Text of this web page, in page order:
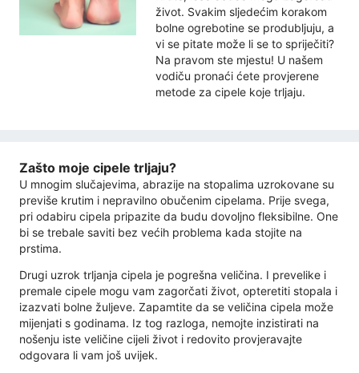
život. Svakim sljedećim korakom
bolne ogrebotine se produbljuju, a
vi se pitate može li se to spriječiti?
Na pravom ste mjestu! U našem
vodiču pronaći ćete provjerene
metode za cipele koje trljaju.
Zašto moje cipele trljaju?
U mnogim slučajevima, abrazije na stopalima uzrokovane su
previše krutim i nepravilno obučenim cipelama. Prije svega,
pri odabiru cipela pripazite da budu dovoljno fleksibilne. One
bi se trebale saviti bez većih problema kada stojite na
prstima.
Drugi uzrok trljanja cipela je pogrešna veličina. I prevelike i
premale cipele mogu vam zagorčati život, opteretiti stopala i
izazvati bolne žuljeve. Zapamtite da se veličina cipela može
mijenjati s godinama. Iz tog razloga, nemojte inzistirati na
nošenju iste veličine cijeli život i redovito provjeravajte
odgovara li vam još uvijek.